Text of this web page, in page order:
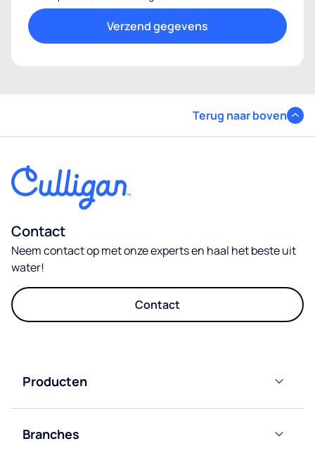
Terug naar boven
Contact
Neem contact op met onze experts en haal het beste uit
water!
Contact
Producten
Waterdispensers
Flessenkoeler
Branches